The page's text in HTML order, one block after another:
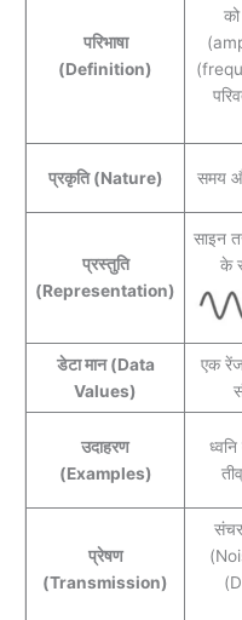
परिभाषा
(Definition)
प्रकृति (Nature) समय
प्रस्तुति
(Representation)
साइन
के
डेटा मान (Data
Values)
एक
उदाहरण
(Examples)
प्रेषण
(Transmission)